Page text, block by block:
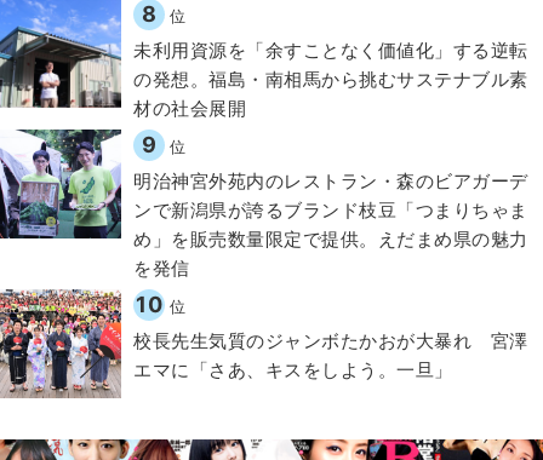
8 位
​​未利用資源を「余すことなく価値化」する逆転
の発想。福島・南相馬から挑むサステナブル素
材の社会展開​
9 位
明治神宮外苑内のレストラン・森のビアガーデ
ンで新潟県が誇るブランド枝豆「つまりちゃま
め」を販売数量限定で提供。えだまめ県の魅力
を発信
10 位
校長先生気質のジャンボたかおが大暴れ 宮澤
エマに「さあ、キスをしよう。一旦」